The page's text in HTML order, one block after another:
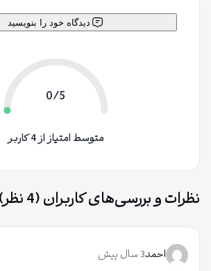
دیدگاه خود را بنویسید
0/5
متوسط امتیاز از 4 کاربر
نظرات و بررسی‌های کاربران (4 نظر)
احمد3 سال پیش